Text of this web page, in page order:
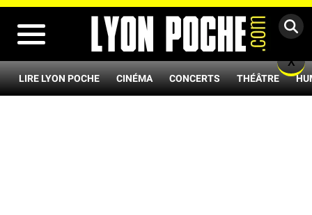
LIRE LYON POCHE CINÉMA CONCERTS THÉÂTRE
X